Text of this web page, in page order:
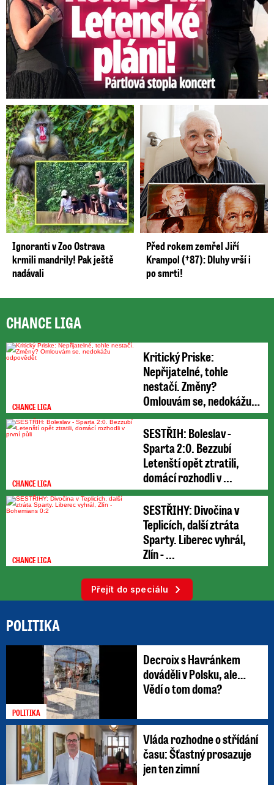
Ignoranti v Zoo Ostrava
krmili mandrily! Pak ještě
nadávali
Před rokem zemřel Jiří
Krampol (†87): Dluhy vrší i
po smrti!
CHANCE LIGA
CHANCE LIGA
Kritický Priske:
Nepřijatelné, tohle
nestačí. Změny?
Omlouvám se, nedokážu
odpovědět
CHANCE LIGA
SESTŘIH: Boleslav -
Sparta 2:0. Bezzubí
Letenští opět ztratili,
domácí rozhodli v ...
CHANCE LIGA
SESTŘIHY: Divočina v
Teplicích, další ztráta
Sparty. Liberec vyhrál,
Zlín - ...
Přejít do speciálu
POLITIKA
POLITIKA
Decroix s Havránkem
dováděli v Polsku, ale…
Vědí o tom doma?
Vláda rozhodne o střídání
času: Šťastný prosazuje
jen ten zimní